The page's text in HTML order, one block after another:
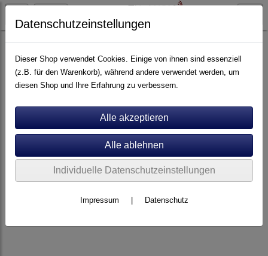
Stromversorgung
Datenschutzeinstellungen
Dieser Shop verwendet Cookies. Einige von ihnen sind essenziell
(z.B. für den Warenkorb), während andere verwendet werden, um
diesen Shop und Ihre Erfahrung zu verbessern.
Individuelle Datenschutzeinstellungen
Impressum Datenschutz